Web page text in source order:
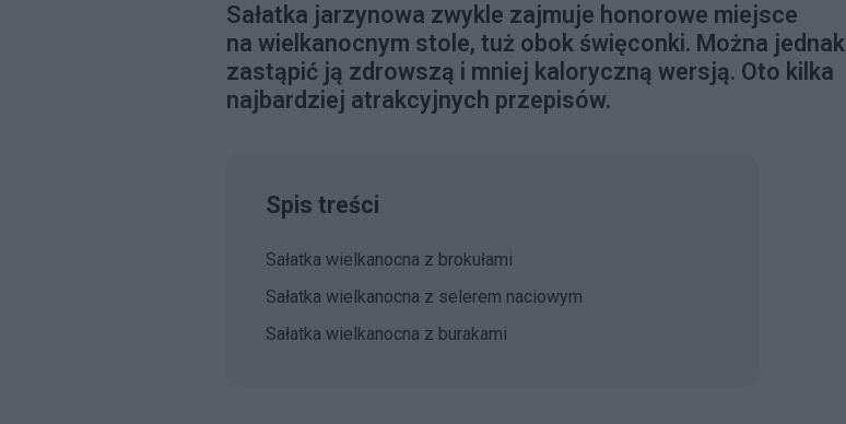
Sałatka jarzynowa zwykle zajmuje honorowe miejsce
na wielkanocnym stole, tuż obok święconki. Można jednak
zastąpić ją zdrowszą i mniej kaloryczną wersją. Oto kilka
najbardziej atrakcyjnych przepisów.
Spis treści
Sałatka wielkanocna z brokułami
Sałatka wielkanocna z selerem naciowym
Sałatka wielkanocna z burakami